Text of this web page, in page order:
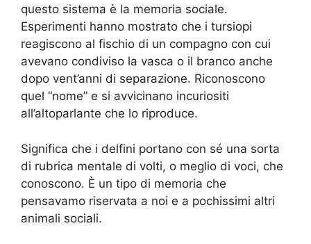
questo sistema è la memoria sociale.
Esperimenti hanno mostrato che i tursiopi
reagiscono al fischio di un compagno con cui
avevano condiviso la vasca o il branco anche
dopo vent’anni di separazione. Riconoscono
quel “nome” e si avvicinano incuriositi
all’altoparlante che lo riproduce.
Significa che i delfini portano con sé una sorta
di rubrica mentale di volti, o meglio di voci, che
conoscono. È un tipo di memoria che
pensavamo riservata a noi e a pochissimi altri
animali sociali.